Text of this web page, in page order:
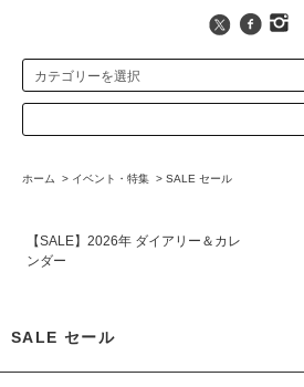
ホーム > イベント・特集 > SALE セール
【SALE】2026年 ダイアリー＆カレ
ンダー
SALE セール